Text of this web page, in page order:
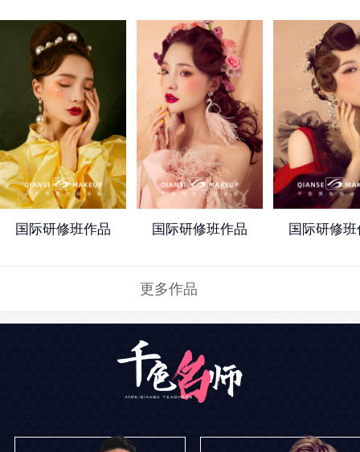
国际研修班作品 国际研修班作品 国际研修
更多作品